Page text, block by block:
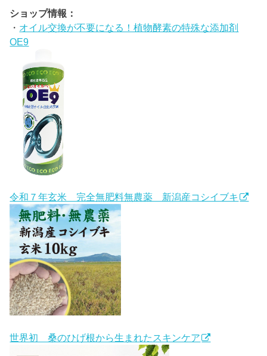
ショップ情報：
・ オイル交換が不要になる！植物酵素の特殊な添加剤
OE9
令和７年玄米 完全無肥料無農薬 新潟産コシイブキ
世界初 桑のひげ根から生まれたスキンケア